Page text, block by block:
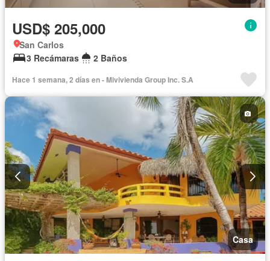
USD$ 205,000
San Carlos
3 Recámaras
2 Baños
Hace 1 semana, 2 días en - Mivivienda Group Inc. S.A
Casa